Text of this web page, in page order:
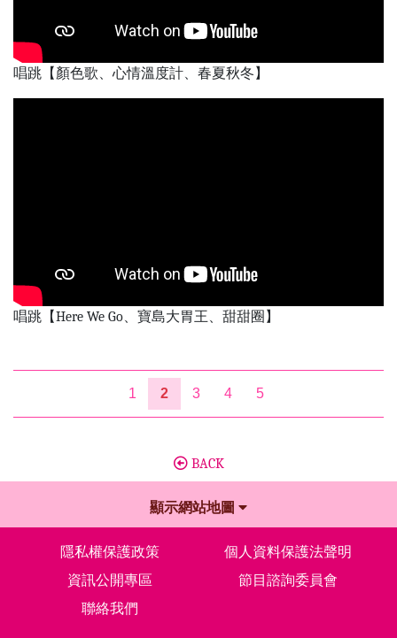
唱跳【顏色歌、心情溫度計、春夏秋冬】
唱跳【Here We Go、寶島大胃王、甜甜圈】
1 2 3 4 5
BACK
顯示網站地圖
隱私權保護政策
個人資料保護法聲明
資訊公開專區
節目諮詢委員會
聯絡我們